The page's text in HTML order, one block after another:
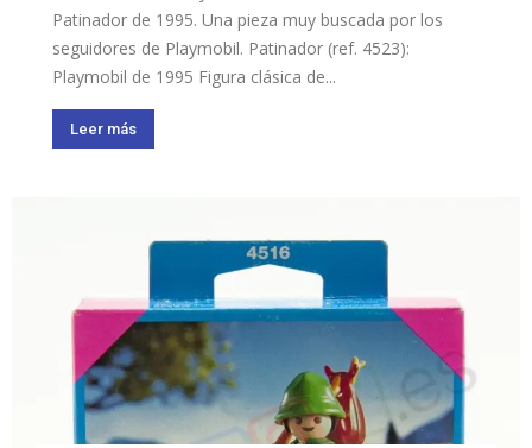
Patinador de 1995. Una pieza muy buscada por los
seguidores de Playmobil. Patinador (ref. 4523):
Playmobil de 1995 Figura clásica de...
Leer más